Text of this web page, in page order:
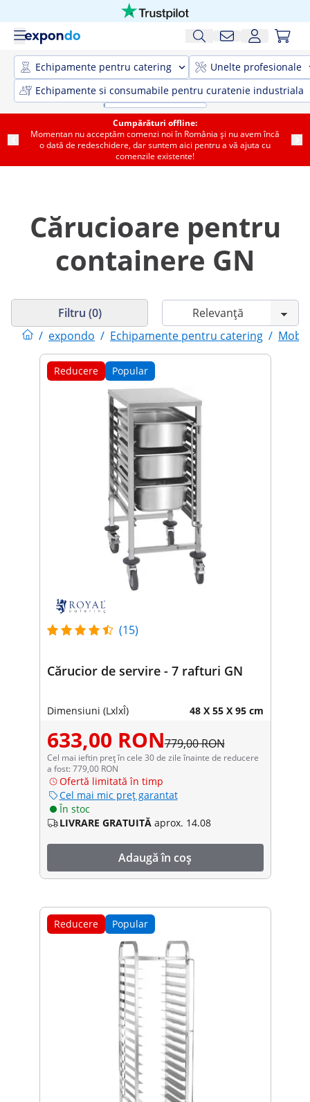
Echipamente pentru catering
Unelte profesionale
Echipamente si consumabile pentru curatenie industriala
Cumpărături offline:
Momentan nu acceptăm comenzi noi în România și nu avem încă
o dată de redeschidere, dar suntem aici pentru a vă ajuta cu
comenzile existente!
Cărucioare pentru
containere GN
/ expondo / Echipamente pentru catering /
Filtru (0)
Reducere Popular
(15)
Cărucior de servire - 7 rafturi GN
Dimensiuni (LxlxÎ) 48 X 55 X 95 cm
633,00 RON779,00 RON
Cel mai ieftin preț în cele 30 de zile înainte de reducere
a fost: 779,00 RON
Ofertă limitată în timp
Cel mai mic preț garantat
În stoc
LIVRARE GRATUITĂ aprox. 14.08
Adaugă în coș
Reducere Popular